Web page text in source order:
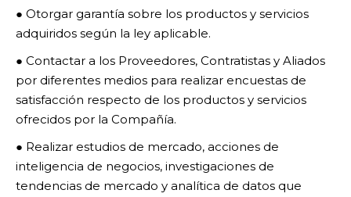
● Otorgar garantía sobre los productos y servicios
adquiridos según la ley aplicable.
● Contactar a los Proveedores, Contratistas y Aliados
por diferentes medios para realizar encuestas de
satisfacción respecto de los productos y servicios
ofrecidos por la Compañía.
● Realizar estudios de mercado, acciones de
inteligencia de negocios, investigaciones de
tendencias de mercado y analítica de datos que